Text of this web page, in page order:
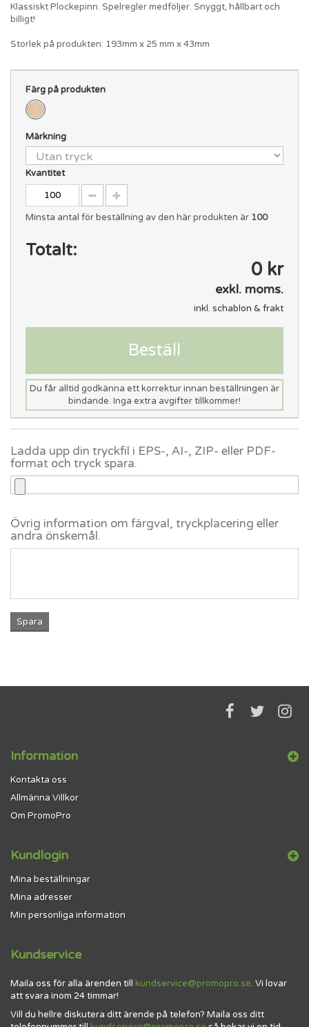
Klassiskt Plockepinn. Spelregler medföljer. Snyggt, hållbart och
billigt!
Storlek på produkten: 193mm x 25 mm x 43mm
Färg på produkten
Märkning
Kvantitet
Minsta antal för beställning av den här produkten är 100
Totalt:
0 kr
exkl. moms.
inkl. schablon & frakt
Beställ
Du får alltid godkänna ett korrektur innan beställningen är
bindande. Inga extra avgifter tillkommer!
Ladda upp din tryckfil i EPS-, AI-, ZIP- eller PDF-
format och tryck spara.
Övrig information om färgval, tryckplacering eller
andra önskemål.
Spara
Information
Kontakta oss
Allmänna Villkor
Om PromoPro
Kundlogin
Mina beställningar
Mina adresser
Min personliga information
Kundservice
Maila oss för alla ärenden till kundservice@promopro.se. Vi lovar
att svara inom 24 timmar!
Vill du hellre diskutera ditt ärende på telefon? Maila oss ditt